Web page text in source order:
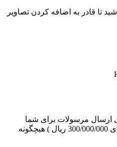
تا قادر به اضافه کردن تصاویر
ارسال مرسولات برای شما
عزیزان در تهران ( برای خرید بالای 300/000/000 ریال ) هیچگونه